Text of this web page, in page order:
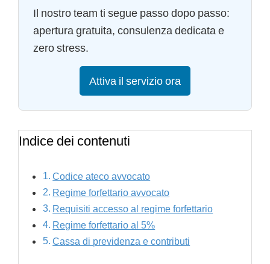
Il nostro team ti segue passo dopo passo:
apertura gratuita, consulenza dedicata e
zero stress.
Attiva il servizio ora
Indice dei contenuti
Codice ateco avvocato
Regime forfettario avvocato
Requisiti accesso al regime forfettario
Regime forfettario al 5%
Cassa di previdenza e contributi